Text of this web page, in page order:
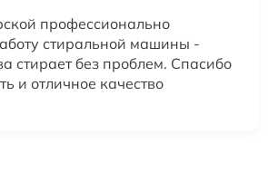
профессионально
стиральной машины -
стирает без проблем. Спасибо
и отличное качество